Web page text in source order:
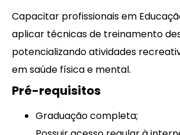
Capacitar profissionais em
aplicar técnicas de treinamento
potencializando atividades
em saúde física e mental.
Pré-requisitos
Graduação completa;